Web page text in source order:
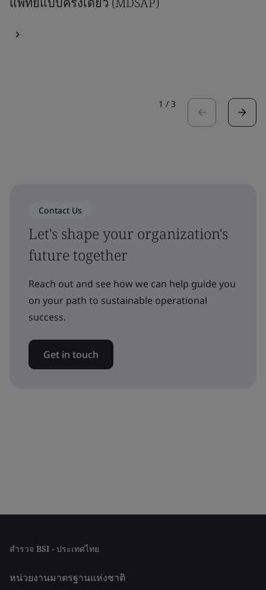
1 / 3
Contact Us
Let's shape your organization's
future together
Reach out and see how we can help guide you
on your path to sustainable operational
success.
Get in touch
สำรวจ BSI - ประเทศไทย
หน่วยงานมาตรฐานแห่งชาติ